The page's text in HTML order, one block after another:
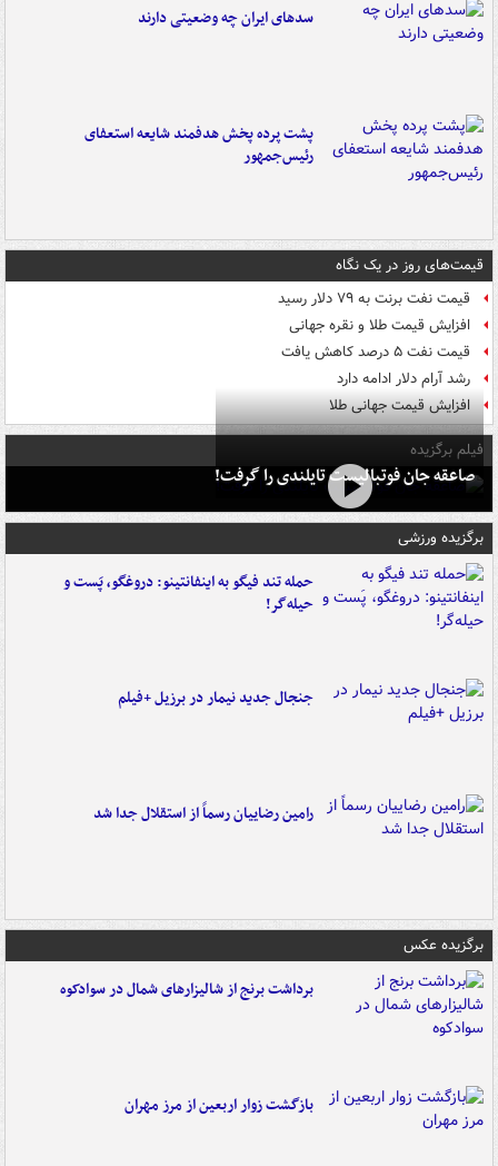
سدهای ایران چه وضعیتی دارند
پشت پرده پخش هدفمند شایعه استعفای
رئیس‌جمهور
قیمت‌های روز در یک نگاه
قیمت نفت برنت به ۷۹ دلار رسید
افزایش قیمت طلا و نقره جهانی
قیمت نفت ۵ درصد کاهش یافت
رشد آرام دلار ادامه دارد
افزایش قیمت جهانی طلا
فیلم برگزیده
صاعقه جان فوتبالیست تایلندی را گرفت!
برگزیده ورزشی
حمله تند فیگو به اینفانتینو: دروغگو، پَست‌ و
حیله‌گر!
جنجال جدید نیمار در برزیل +فیلم
رامین رضاییان رسماً از استقلال جدا شد
برگزیده عکس
برداشت برنج از شالیزارهای شمال در سوادکوه
بازگشت زوار اربعین از مرز مهران